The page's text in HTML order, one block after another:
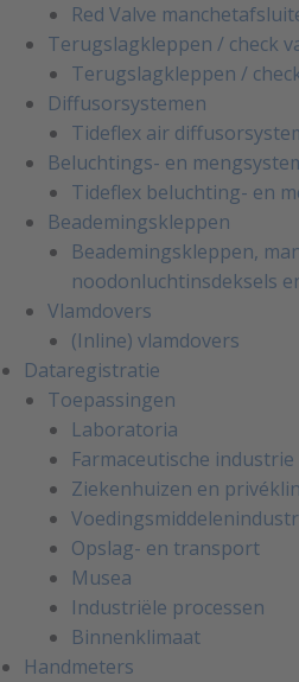
Red Valve
Terugslagkleppen / check
Terugslagkleppen /
Diffusorsystemen
Tideflex air
Beluchtings- en
Tideflex beluchting- en
Beademingskleppen
Beademingskleppen,
noodonluchtinsdeksels
Vlamdovers
(Inline) vlamdovers
Dataregistratie
Toepassingen
Laboratoria
Farmaceutische industrie
Ziekenhuizen en
Opslag- en transport
Musea
Industriële processen
Binnenklimaat
Handmeters